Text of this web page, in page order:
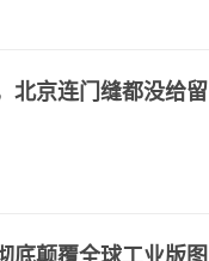
北京连门缝都没给留
底颠覆全球工业版图